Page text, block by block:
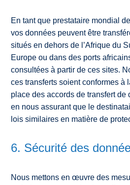
En tant que prestataire mondial
vos données peuvent être
situés en dehors de l’Afrique du
Europe ou dans des ports
consultées à partir de ces sites.
ces transferts soient conformes à
place des accords de transfert de
en nous assurant que le
lois similaires en matière de
6. Sécurité des
Nous mettons en œuvre des